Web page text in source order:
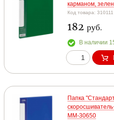
карманом,
Код товара: 310111
182 руб.
В наличии
Папка
ММ-30650